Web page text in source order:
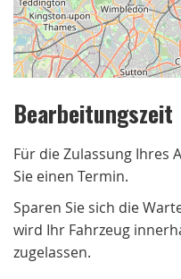
Bearbeitungszeit
Für die Zulassung Ihres
Sie einen Termin.
Sparen Sie sich die
wird Ihr Fahrzeug
zugelassen.